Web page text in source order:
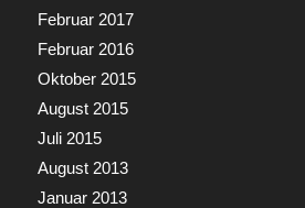
Februar 2017
Februar 2016
Oktober 2015
August 2015
Juli 2015
August 2013
Januar 2013